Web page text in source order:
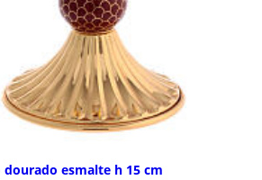
esmalte h 15 cm